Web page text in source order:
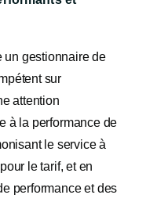
un gestionnaire de
sur
attention
à la performance de
le service à
le tarif, et en
performance et des